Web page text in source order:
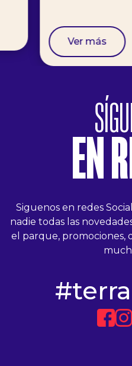
Ver más
EN
Siguenos en redes
nadie todas las
el parque, promociones,